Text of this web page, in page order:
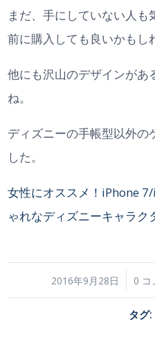
まだ、手にしていない人
前に購入しても良いかもし
他にも沢山のデザインがあ
ね。
ディズニーの手帳型以外の
した。
女性にオススメ！iPhone
ゃれなディズニーキャラク
2016年9月28日
/ 0 コ
/
タグ: